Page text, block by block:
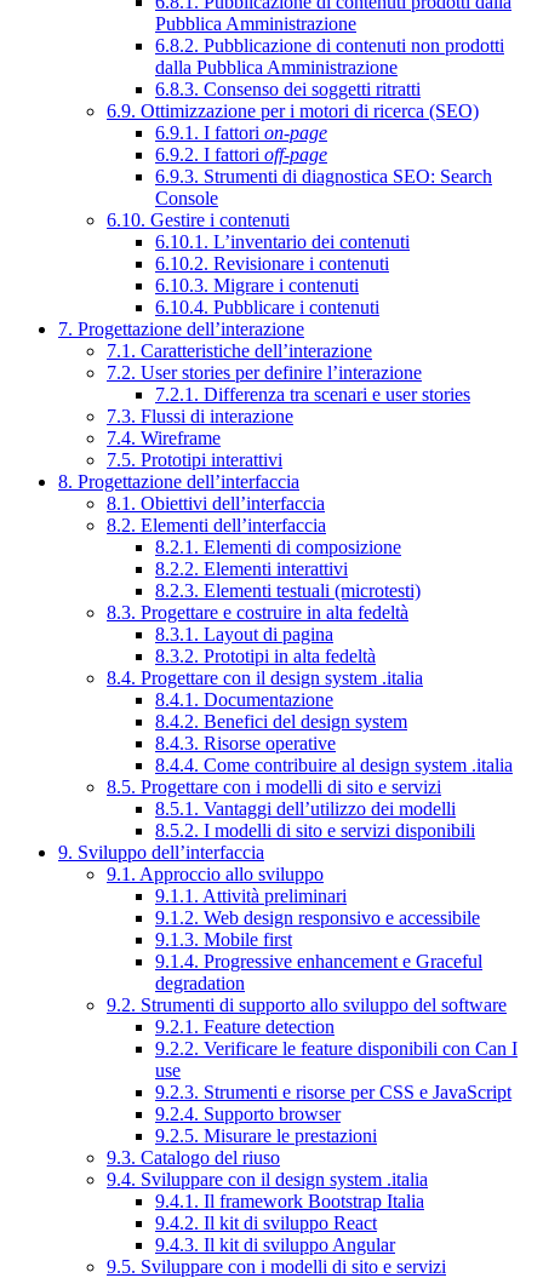
Pubblica Amministrazione
6.8.2. Pubblicazione di contenuti non prodotti
dalla Pubblica Amministrazione
6.8.3. Consenso dei soggetti ritratti
6.9. Ottimizzazione per i motori di ricerca (SEO)
6.9.1. I fattori on-page
6.9.2. I fattori off-page
6.9.3. Strumenti di diagnostica SEO: Search
Console
6.10. Gestire i contenuti
6.10.1. L’inventario dei contenuti
6.10.2. Revisionare i contenuti
6.10.3. Migrare i contenuti
6.10.4. Pubblicare i contenuti
7. Progettazione dell’interazione
7.1. Caratteristiche dell’interazione
7.2. User stories per definire l’interazione
7.2.1. Differenza tra scenari e user stories
7.3. Flussi di interazione
7.4. Wireframe
7.5. Prototipi interattivi
8. Progettazione dell’interfaccia
8.1. Obiettivi dell’interfaccia
8.2. Elementi dell’interfaccia
8.2.1. Elementi di composizione
8.2.2. Elementi interattivi
8.2.3. Elementi testuali (microtesti)
8.3. Progettare e costruire in alta fedeltà
8.3.1. Layout di pagina
8.3.2. Prototipi in alta fedeltà
8.4. Progettare con il design system .italia
8.4.1. Documentazione
8.4.2. Benefici del design system
8.4.3. Risorse operative
8.4.4. Come contribuire al design system .italia
8.5. Progettare con i modelli di sito e servizi
8.5.1. Vantaggi dell’utilizzo dei modelli
8.5.2. I modelli di sito e servizi disponibili
9. Sviluppo dell’interfaccia
9.1. Approccio allo sviluppo
9.1.1. Attività preliminari
9.1.2. Web design responsivo e accessibile
9.1.3. Mobile first
9.1.4. Progressive enhancement e Graceful
degradation
9.2. Strumenti di supporto allo sviluppo del software
9.2.1. Feature detection
9.2.2. Verificare le feature disponibili con Can I
use
9.2.3. Strumenti e risorse per CSS e JavaScript
9.2.4. Supporto browser
9.2.5. Misurare le prestazioni
9.3. Catalogo del riuso
9.4. Sviluppare con il design system .italia
9.4.1. Il framework Bootstrap Italia
9.4.2. Il kit di sviluppo React
9.4.3. Il kit di sviluppo Angular
9.5. Sviluppare con i modelli di sito e servizi